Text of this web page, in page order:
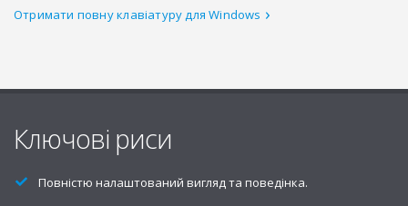
Отримати повну клавіатуру для Windows
Ключові риси
Повністю налаштований вигляд та поведінка.